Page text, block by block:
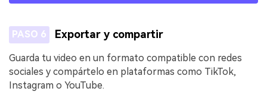
PASO 6 Exportar y compartir
Guarda tu video en un formato compatible con redes
sociales y compártelo en plataformas como TikTok,
Instagram o YouTube.